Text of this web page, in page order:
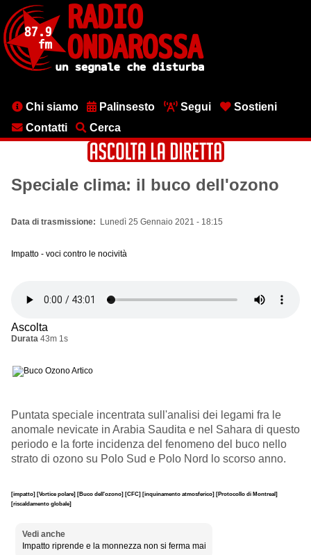
contenuto
principale
MenuChi siamo Palinsesto Segui
Sostieni
Contatti
Cerca
Speciale clima: il buco dell'ozono
Data di trasmissione Lunedì 25 Gennaio 2021 - 18:15
Impatto - voci contro le nocività
Ascolta
Durata 43m 1s
Puntata speciale incentrata sull'analisi dei legami fra le
anomale nevicate in Arabia Saudita e nel Sahara di questo
periodo e la forte incidenza del fenomeno del buco nello
strato di ozono su Polo Sud e Polo Nord lo scorso anno.
[impatto] [Vortice polare] [Buco dell'ozono] [CFC] [inquinamento atmosferico] [Protocollo di Montreal]
[riscaldamento globale]
Vedi anche
Impatto riprende e la monnezza non si ferma mai